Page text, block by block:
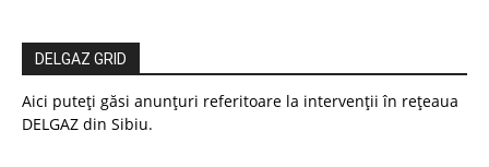
DELGAZ GRID
Aici puteți găsi anunțuri referitoare la intervenții în rețeaua
DELGAZ din Sibiu.